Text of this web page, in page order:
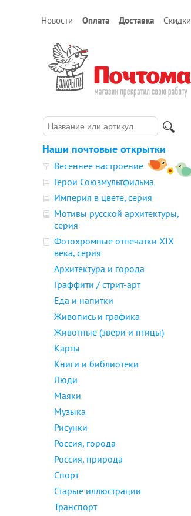
Новости Оплата Доставка Скидки
Наши почтовые открытки
Весеннее настроение
Герои Союзмультфильма
Империя в цвете, серия
Мотивы русской архитектуры,
серия
Фотохромные отпечатки XIX
века, серия
Архитектура и города
Граффити / стрит-арт
Еда и напитки
Живопись и графика
Животные (звери и птицы)
Карты
Книги и библиотеки
Люди
Маяки
Музыка
Рисунки
Россия, города
Россия, природа
Спорт
Старые иллюстрации
Транспорт